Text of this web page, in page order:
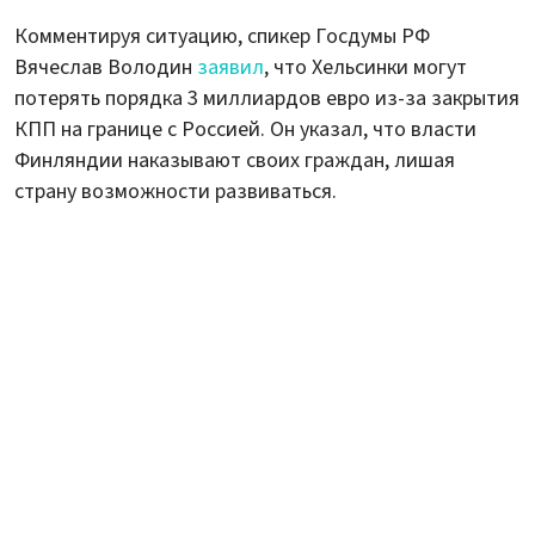
Комментируя ситуацию, спикер Госдумы РФ
Вячеслав Володин заявил, что Хельсинки могут
потерять порядка 3 миллиардов евро из-за закрытия
КПП на границе с Россией. Он указал, что власти
Финляндии наказывают своих граждан, лишая
страну возможности развиваться.